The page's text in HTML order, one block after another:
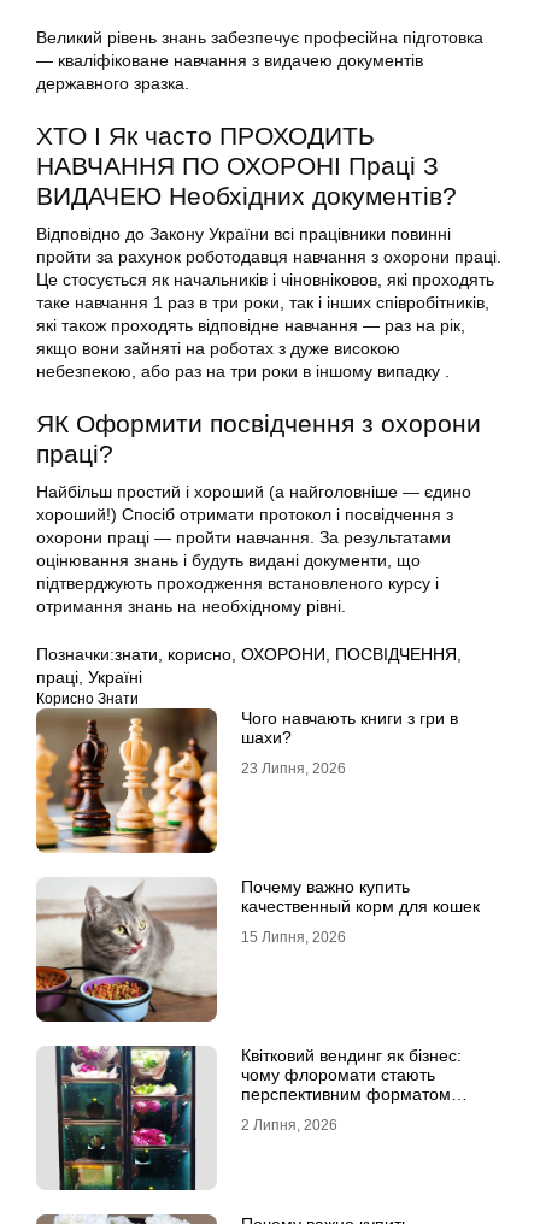
Великий рівень знань забезпечує професійна підготовка
— кваліфіковане навчання з видачею документів
державного зразка.
ХТО І Як часто ПРОХОДИТЬ
НАВЧАННЯ ПО ОХОРОНІ Праці З
ВИДАЧЕЮ Необхідних документів?
Відповідно до Закону України всі працівники повинні
пройти за рахунок роботодавця навчання з охорони праці.
Це стосується як начальників і чіновніковов, які проходять
таке навчання 1 раз в три роки, так і інших співробітників,
які також проходять відповідне навчання — раз на рік,
якщо вони зайняті на роботах з дуже високою
небезпекою, або раз на три роки в іншому випадку .
ЯК Оформити посвідчення з охорони
праці?
Найбільш простий і хороший (а найголовніше — єдино
хороший!) Спосіб отримати протокол і посвідчення з
охорони праці — пройти навчання. За результатами
оцінювання знань і будуть видані документи, що
підтверджують проходження встановленого курсу і
отримання знань на необхідному рівні.
Позначки:знати корисно ОХОРОНИ ПОСВІДЧЕННЯ
праці Україні
Корисно Знати
Чого навчають книги з гри в
шахи?
23 Липня, 2026
Почему важно купить
качественный корм для кошек
15 Липня, 2026
Квітковий вендинг як бізнес:
чому флоромати стають
перспективним форматом
2 Липня, 2026